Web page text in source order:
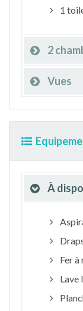
1
2
Vues
À
Fer à
Lave